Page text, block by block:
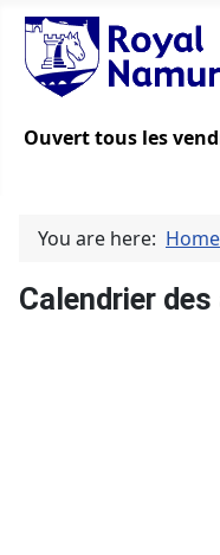
Ouvert tous les
You are here: Home
Calendrier